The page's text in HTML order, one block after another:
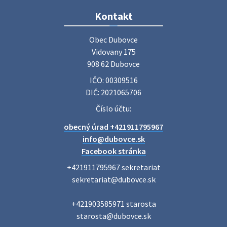
Zájazd do Veľkého Medera
Základná organizácia Únie žien Slovenska Dubovce
srdečne pozýva svoje členky, ich rodinných príslušníkov aj
priateľov na jednodňový zájazd na termálne kúpalisko
Poradne komplexnej pomoci
diskrétne komplexné odborné poradenstvo. Tím
odborníkov Vám pomôžte nájsť riešenie v piatich kľúčových
oblastiach: právo rodina a v…
Voľby do orgánov samosprávnych krajov 2026 V obci
Kontakt
Obec Dubovce
Vidovany 175
908 62 Dubovce
IČO: 00309516
DIČ: 2021065706
Číslo účtu:
obecný úrad +421911795967
info@dubovce.sk
Facebook stránka
+421911795967 sekretariat
sekretariat@dubovce.sk
+421903585971 starosta
starosta@dubovce.sk